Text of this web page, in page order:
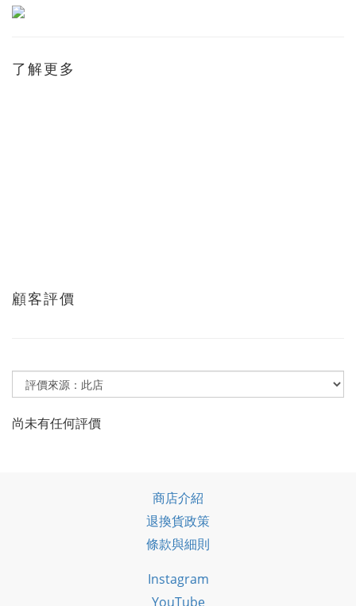
了解更多
顧客評價
尚未有任何評價
商店介紹
退換貨政策
條款與細則
Instagram
YouTube